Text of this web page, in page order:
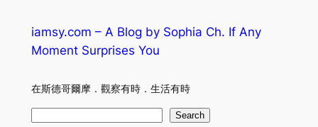
iamsy.com – A Blog by Sophia Ch. If Any
Moment Surprises You
在斯德哥爾摩．觀察有時．生活有時
Search